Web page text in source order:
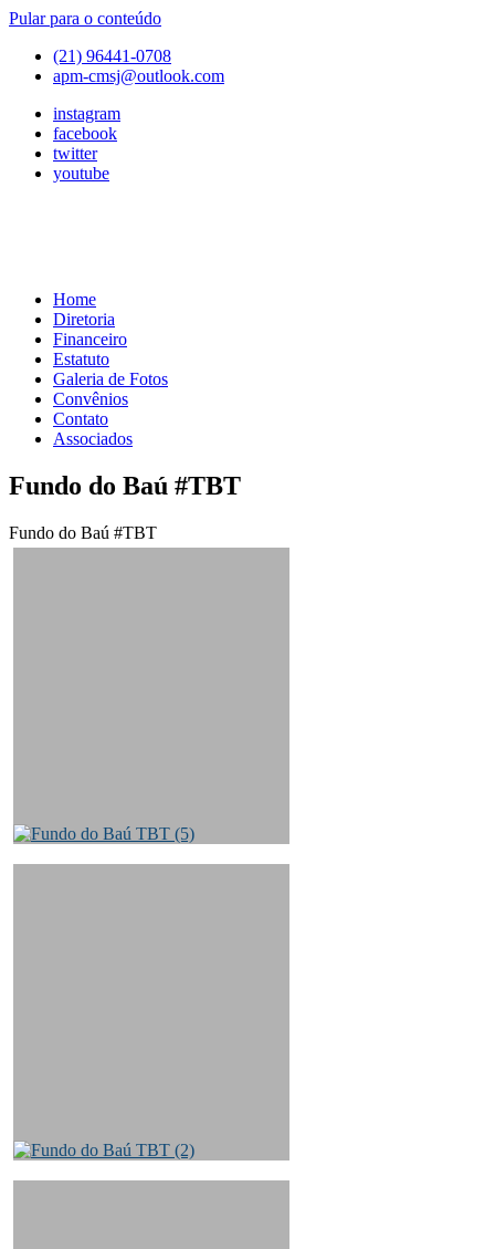
Pular para o conteúdo
(21) 96441-0708
apm-cmsj@outlook.com
instagram
facebook
twitter
youtube
APM
Associação
Pais
Mestres
Colégio
São
José
Home
Diretoria
Financeiro
Estatuto
Galeria de Fotos
Convênios
Contato
Associados
Fundo do Baú #TBT
Fundo do Baú #TBT